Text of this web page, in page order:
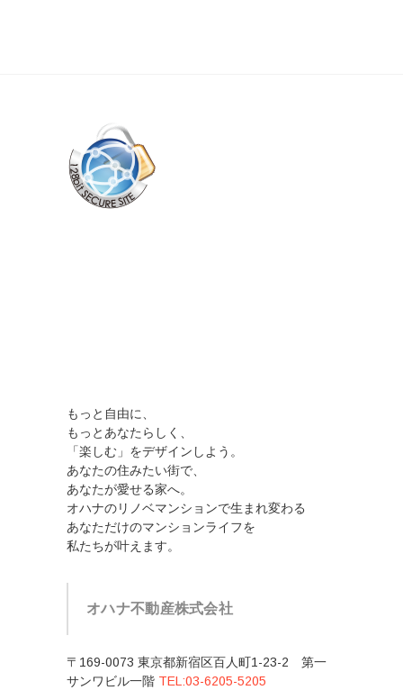
もっと自由に、
もっとあなたらしく、
「楽しむ」をデザインしよう。
あなたの住みたい街で、
あなたが愛せる家へ。
オハナのリノベマンションで生まれ変わる
あなただけのマンションライフを
私たちが叶えます。
オハナ不動産株式会社
〒169-0073 東京都新宿区百人町1-23-2 第一
サンワビル一階 TEL:03-6205-5205